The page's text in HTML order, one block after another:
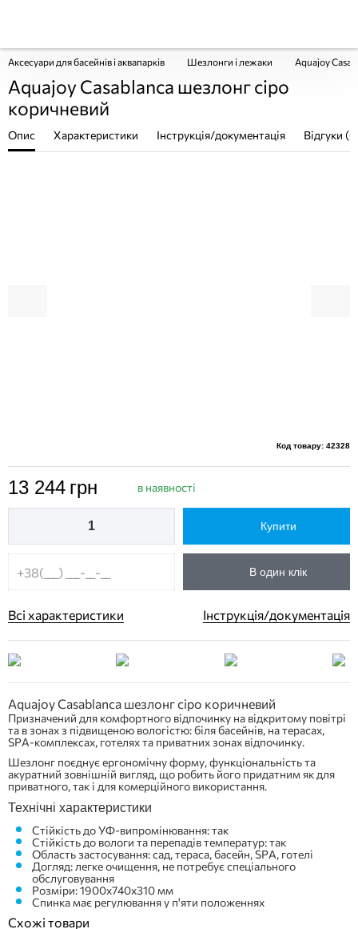
Аксесуари для басейнів і аквапарків Шезлонги і лежаки Aquajoy
Aquajoy Casablanca шезлонг сіро
коричневий
Опис Характеристики Інструкція/документація Відгуки
Код товару: 42328
13 244 грн в наявності
Купити
В один клік
Всі характеристики Інструкція/документація
Aquajoy Casablanca шезлонг сіро коричневий
Призначений для комфортного відпочинку на відкритому повітрі
та в зонах з підвищеною вологістю: біля басейнів, на терасах,
SPA-комплексах, готелях та приватних зонах відпочинку.
Шезлонг поєднує ергономічну форму, функціональність та
акуратний зовнішній вигляд, що робить його придатним як для
приватного, так і для комерційного використання.
Технічні характеристики
Стійкість до УФ-випромінювання: так
Стійкість до вологи та перепадів температур: так
Область застосування: сад, тераса, басейн, SPA, готелі
Догляд: легке очищення, не потребує спеціального
обслуговування
Розміри: 1900x740x310 мм
Спинка має регулювання у п'яти положеннях
Схожі товари